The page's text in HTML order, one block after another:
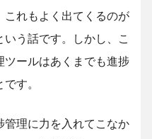
これもよく出てくるのが
う話です。しかし、こ
ツールはあくまでも進捗
す。
管理に力を入れてこなか